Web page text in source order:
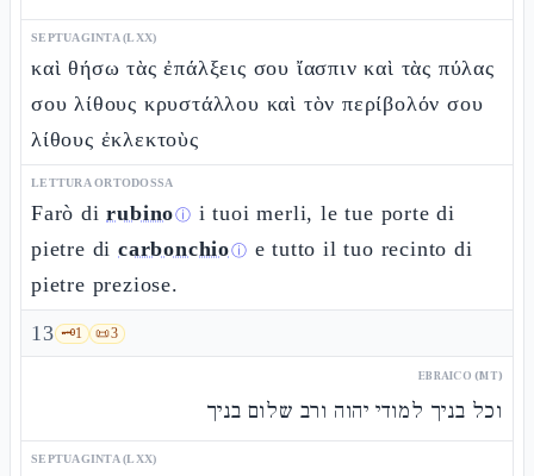
SEPTUAGINTA (LXX)
καὶ θήσω τὰς ἐπάλξεις σου ἴασπιν καὶ τὰς πύλας
σου λίθους κρυστάλλου καὶ τὸν περίβολόν σου
λίθους ἐκλεκτοὺς
LETTURA ORTODOSSA
Farò dirubinoⓘ i tuoi merli, le tue porte di
pietre di carbonchioⓘ e tutto il tuo recinto di
pietre preziose.
13 🗝️1 📜3
EBRAICO (MT)
וכל בניך למודי יהוה ורב שלום בניך
SEPTUAGINTA (LXX)